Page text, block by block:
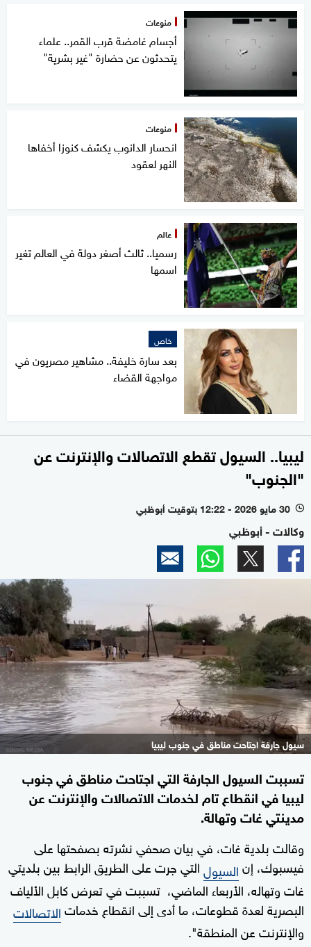
منوعات
أجسام غامضة قرب القمر.. علماء
يتحدثون عن حضارة "غير بشرية"
منوعات
انحسار الدانوب يكشف كنوزا أخفاها
النهر لعقود
عالم
رسميا.. ثالث أصغر دولة في العالم تغير
اسمها
خاص
بعد سارة خليفة.. مشاهير مصريون في
مواجهة القضاء
ليبيا.. السيول تقطع الاتصالات والإنترنت عن
"الجنوب"
l 30 مايو 2026 - 12:22 بتوقيت أبوظبي
وكالات - أبوظبي
سيول جارفة اجتاحت مناطق في جنوب ليبيا
تسببت السيول الجارفة التي اجتاحت مناطق في جنوب
ليبيا في انقطاع تام لخدمات الاتصالات والإنترنت عن
مدينتي غات وتهالة.
وقالت بلدية غات، في بيان صحفي نشرته بصفحتها على
فيسبوك، إنالسيولالتي جرت على الطريق الرابط بين بلديتي
غات وتهاله، الأربعاء الماضي، تسببت في تعرض كابل الألياف
البصرية لعدة قطوعات، ما أدى إلى انقطاع خدماتالاتصالات
والإنترنت عن المنطقة".